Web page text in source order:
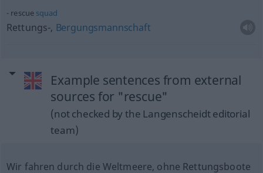
rescue squad
Rettungs-, Bergungsmannschaft
Example sentences from external
sources for "rescue"
(not checked by the Langenscheidt editorial
team)
Wir fahren durch die Weltmeere, ohne Rettungsboote